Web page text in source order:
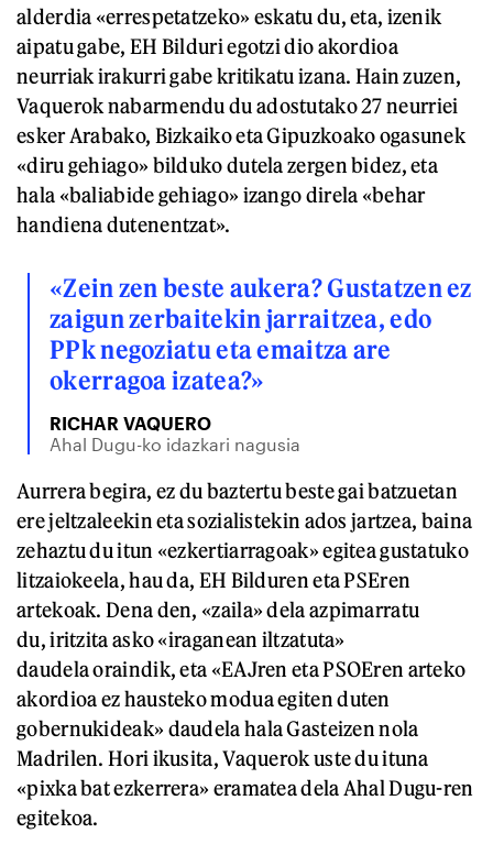
alderdia «errespetatzeko» eskatu du, eta, izenik
aipatu gabe, EH Bilduri egotzi dio akordioa
neurriak irakurri gabe kritikatu izana. Hain zuzen,
Vaquerok nabarmendu du adostutako 27 neurriei
esker Arabako, Bizkaiko eta Gipuzkoako ogasunek
«diru gehiago» bilduko dutela zergen bidez, eta
hala «baliabide gehiago» izango direla «behar
handiena dutenentzat».
«Zein zen beste aukera? Gustatzen ez
zaigun zerbaitekin jarraitzea, edo
PPk negoziatu eta emaitza are
okerragoa izatea?»
RICHAR VAQUERO
Ahal Dugu-ko idazkari nagusia
Aurrera begira, ez du baztertu beste gai batzuetan
ere jeltzaleekin eta sozialistekin ados jartzea, baina
zehaztu du itun «ezkertiarragoak» egitea gustatuko
litzaiokeela, hau da, EH Bilduren eta PSEren
artekoak. Dena den, «zaila» dela azpimarratu
du, iritzita asko «iraganean iltzatuta»
daudela oraindik, eta «EAJren eta PSOEren arteko
akordioa ez hausteko modua egiten duten
gobernukideak» daudela hala Gasteizen nola
Madrilen. Hori ikusita, Vaquerok uste du ituna
«pixka bat ezkerrera» eramatea dela Ahal Dugu-ren
egitekoa.